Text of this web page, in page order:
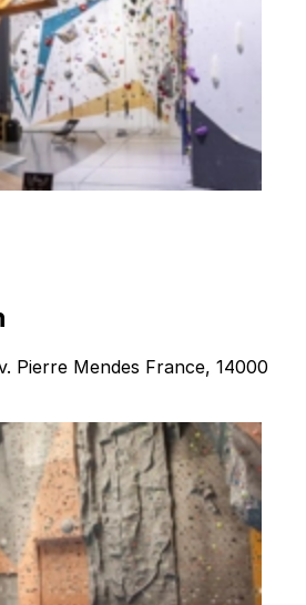
Pierre Mendes France, 14000